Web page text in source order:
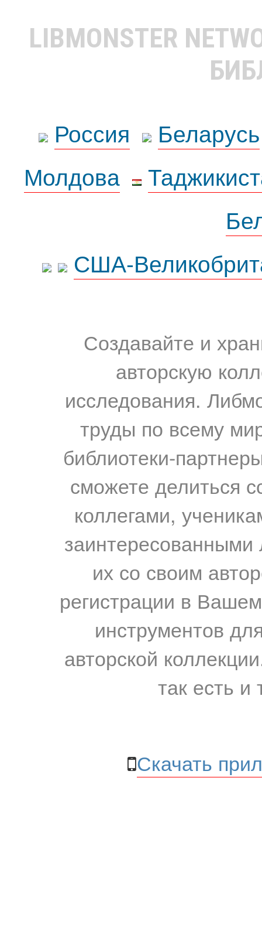
LIBMONSTER
Россия
Беларусь
Молдова
США-
Создавайте и
авторскую
исследования.
труды по всему
библиотеки-
сможете делиться
коллегами,
их со своим
регистрации в
инструментов
авторской
так есть и
Скачать